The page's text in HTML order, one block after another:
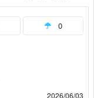
0
2026/06/03